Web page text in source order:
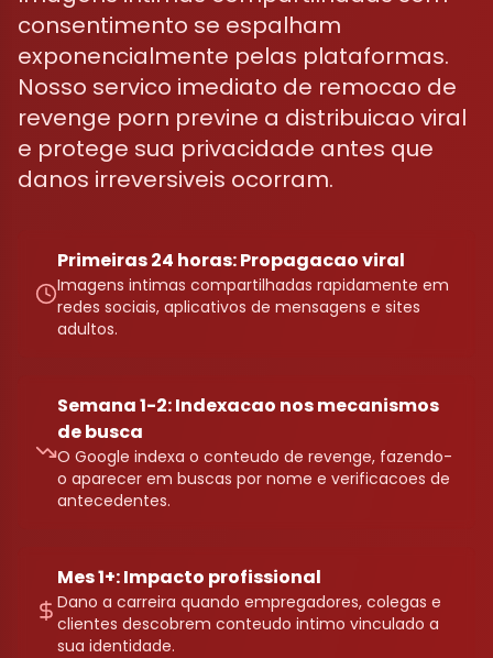
consentimento se espalham
exponencialmente pelas plataformas.
Nosso servico imediato de remocao de
revenge porn previne a distribuicao viral
e protege sua privacidade antes que
danos irreversiveis ocorram.
Primeiras 24 horas: Propagacao viral
Imagens intimas compartilhadas rapidamente em
redes sociais, aplicativos de mensagens e sites
adultos.
Semana 1-2: Indexacao nos mecanismos
de busca
O Google indexa o conteudo de revenge, fazendo-
o aparecer em buscas por nome e verificacoes de
antecedentes.
Mes 1+: Impacto profissional
Dano a carreira quando empregadores, colegas e
clientes descobrem conteudo intimo vinculado a
sua identidade.